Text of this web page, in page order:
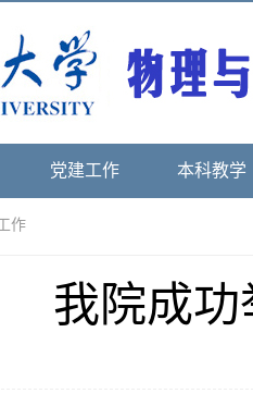
党建工作 本科教学
作
我院成功